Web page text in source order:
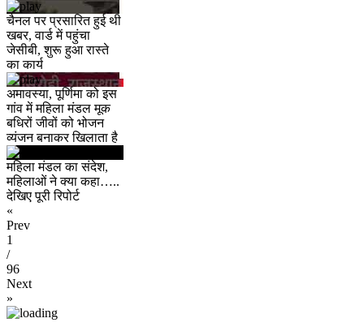
चैनल पर प्रसारित हुई थी
खबर, वार्ड में पहुंचा
जेसीबी, शुरू हुआ रास्ते
का कार्य
अमावस्या, पूर्णिमा को इस
गांव में महिला मंडल मूक
बधिरों जीवों को भोजन
व्यंजन बनाकर खिलाता है
महिला मंडल का संदेश,
महिलाओं ने क्या कहा…..
देखिए पूरी रिपोर्ट
«
Prev
1
/
96
Next
»